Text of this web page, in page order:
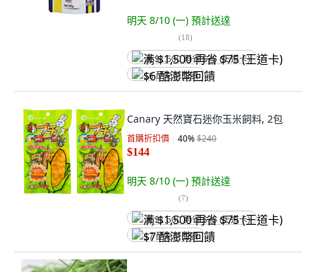
明天 8/10 (一) 預計送達
(18)
满 $1,500 再省 $75 (王道卡)
$6 酷澎幣回饋
Canary 天然寶石迷你玉米飼料, 2包
首購折扣價 40%$240
$144
明天 8/10 (一) 預計送達
(7)
满 $1,500 再省 $75 (王道卡)
$7 酷澎幣回饋